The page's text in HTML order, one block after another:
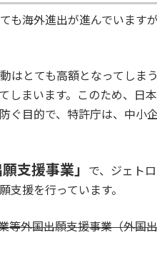
も海外進出が進んでいます
はとても高額となってしま
しまいます。このため、日
ぐ目的で、特許庁は、中小
支援事業」
で、ジェト
支援を行っています。
外国出願支援事業（外国